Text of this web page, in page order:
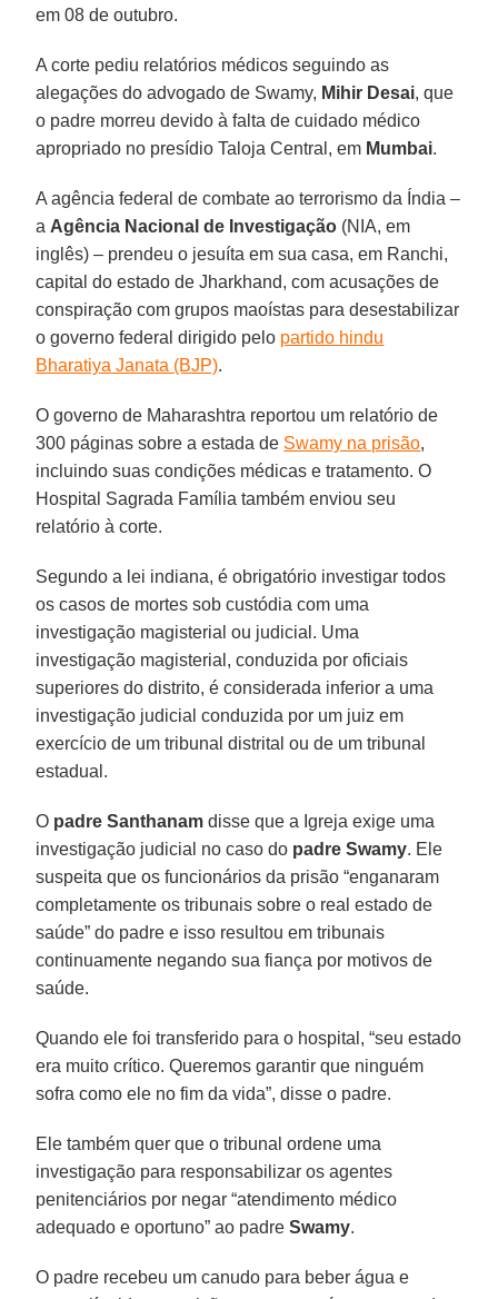
em 08 de outubro.
A corte pediu relatórios médicos seguindo as
alegações do advogado de Swamy, Mihir Desai, que
o padre morreu devido à falta de cuidado médico
apropriado no presídio Taloja Central, em Mumbai.
A agência federal de combate ao terrorismo da Índia –
a Agência Nacional de Investigação (NIA, em
inglês) – prendeu o jesuíta em sua casa, em Ranchi,
capital do estado de Jharkhand, com acusações de
conspiração com grupos maoístas para desestabilizar
o governo federal dirigido pelo partido hindu
Bharatiya Janata (BJP).
O governo de Maharashtra reportou um relatório de
300 páginas sobre a estada de Swamy na prisão,
incluindo suas condições médicas e tratamento. O
Hospital Sagrada Família também enviou seu
relatório à corte.
Segundo a lei indiana, é obrigatório investigar todos
os casos de mortes sob custódia com uma
investigação magisterial ou judicial. Uma
investigação magisterial, conduzida por oficiais
superiores do distrito, é considerada inferior a uma
investigação judicial conduzida por um juiz em
exercício de um tribunal distrital ou de um tribunal
estadual.
O padre Santhanam disse que a Igreja exige uma
investigação judicial no caso do padre Swamy. Ele
suspeita que os funcionários da prisão “enganaram
completamente os tribunais sobre o real estado de
saúde” do padre e isso resultou em tribunais
continuamente negando sua fiança por motivos de
saúde.
Quando ele foi transferido para o hospital, “seu estado
era muito crítico. Queremos garantir que ninguém
sofra como ele no fim da vida”, disse o padre.
Ele também quer que o tribunal ordene uma
investigação para responsabilizar os agentes
penitenciários por negar “atendimento médico
adequado e oportuno” ao padreSwamy.
O padre recebeu um canudo para beber água e